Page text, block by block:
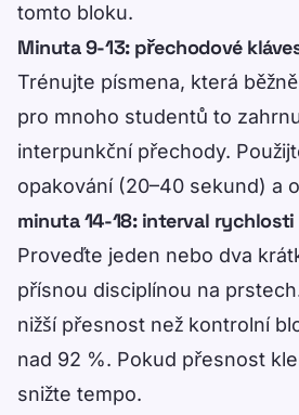
tomto bloku.
Minuta 9-13: přechodové
Trénujte písmena, která
pro mnoho studentů to
interpunkční přechody.
opakování (20–40 sekund) a
minuta 14-18: interval rychlosti
Proveďte jeden nebo dva
přísnou disciplínou na
nižší přesnost než kontrolní
nad 92 %. Pokud přesnost
snižte tempo.